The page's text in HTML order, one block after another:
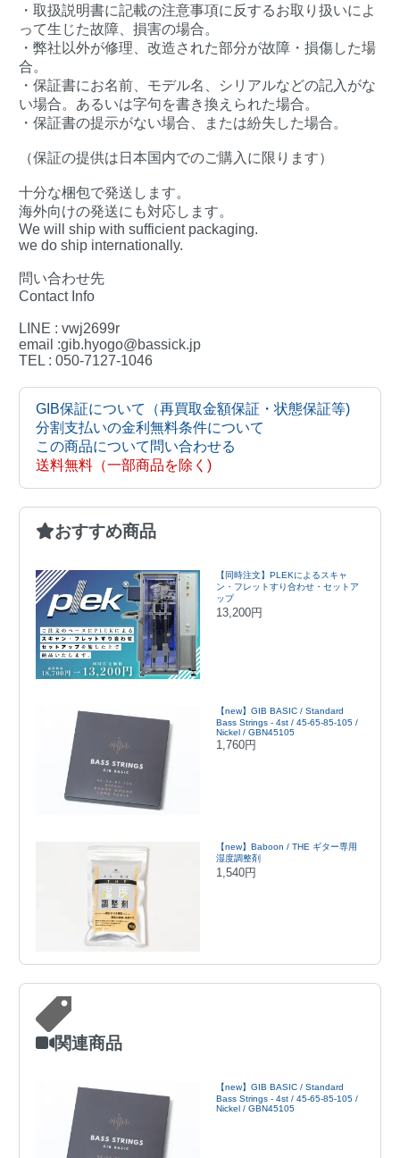
・取扱説明書に記載の注意事項に反するお取り扱いによ
って生じた故障、損害の場合。
・弊社以外が修理、改造された部分が故障・損傷した場
合。
・保証書にお名前、モデル名、シリアルなどの記入がな
い場合。あるいは字句を書き換えられた場合。
・保証書の提示がない場合、または紛失した場合。
（保証の提供は日本国内でのご購入に限ります）
十分な梱包で発送します。
海外向けの発送にも対応します。
We will ship with sufficient packaging.
we do ship internationally.
問い合わせ先
Contact Info
LINE : vwj2699r
email :gib.hyogo@bassick.jp
TEL : 050-7127-1046
GIB保証について（再買取金額保証・状態保証等)
分割支払いの金利無料条件について
この商品について問い合わせる
送料無料（一部商品を除く)
おすすめ商品
【同時注文】PLEKによるスキャ
ン・フレットすり合わせ・セットア
ップ
13,200円
【new】GIB BASIC / Standard
Bass Strings - 4st / 45-65-85-105 /
Nickel / GBN45105
1,760円
【new】Baboon / THE ギター専用
湿度調整剤
1,540円
関連商品
【new】GIB BASIC / Standard
Bass Strings - 4st / 45-65-85-105 /
Nickel / GBN45105